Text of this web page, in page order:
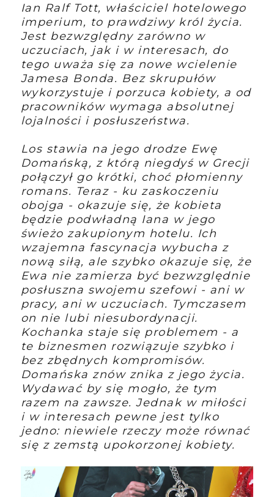
Ian Ralf Tott, właściciel hotelowego
imperium, to prawdziwy król życia.
Jest bezwzględny zarówno w
uczuciach, jak i w interesach, do
tego uważa się za nowe wcielenie
Jamesa Bonda. Bez skrupułów
wykorzystuje i porzuca kobiety, a od
pracowników wymaga absolutnej
lojalności i posłuszeństwa.
Los stawia na jego drodze Ewę
Domańską, z którą niegdyś w Grecji
połączył go krótki, choć płomienny
romans. Teraz - ku zaskoczeniu
obojga - okazuje się, że kobieta
będzie podwładną Iana w jego
świeżo zakupionym hotelu. Ich
wzajemna fascynacja wybucha z
nową siłą, ale szybko okazuje się, że
Ewa nie zamierza być bezwzględnie
posłuszna swojemu szefowi - ani w
pracy, ani w uczuciach. Tymczasem
on nie lubi niesubordynacji.
Kochanka staje się problemem - a
te biznesmen rozwiązuje szybko i
bez zbędnych kompromisów.
Domańska znów znika z jego życia.
Wydawać by się mogło, że tym
razem na zawsze. Jednak w miłości
i w interesach pewne jest tylko
jedno: niewiele rzeczy może równać
się z zemstą upokorzonej kobiety.